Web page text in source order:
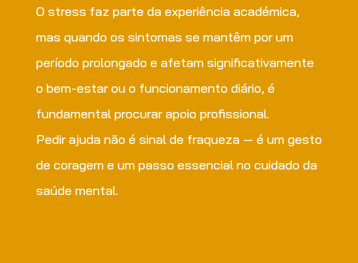
O stress faz parte da experiência académica,
mas quando os sintomas se mantêm por um
período prolongado e afetam significativamente
o bem-estar ou o funcionamento diário, é
fundamental procurar apoio profissional.
Pedir ajuda não é sinal de fraqueza — é um gesto
de coragem e um passo essencial no cuidado da
saúde mental.